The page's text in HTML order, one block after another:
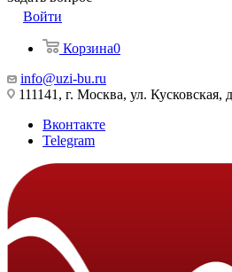
Войти
Корзина0
info@uzi-bu.ru
111141, г. Москва, ул. Кусковская,
Вконтакте
Telegram